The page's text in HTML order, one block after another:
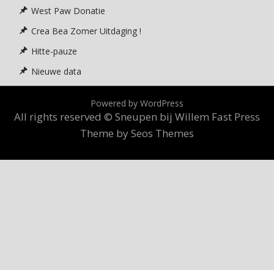
West Paw Donatie
Crea Bea Zomer Uitdaging !
Hitte-pauze
Nieuwe data
Powered by WordPress
All rights reserved © Sneupen bij Willem Fast Press
Theme by Seos Themes